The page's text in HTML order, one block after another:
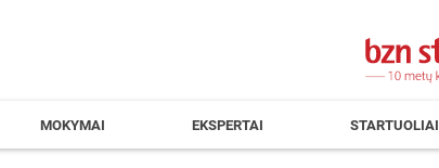
MOKYMAI EKSPERTAI STARTUOLIAI